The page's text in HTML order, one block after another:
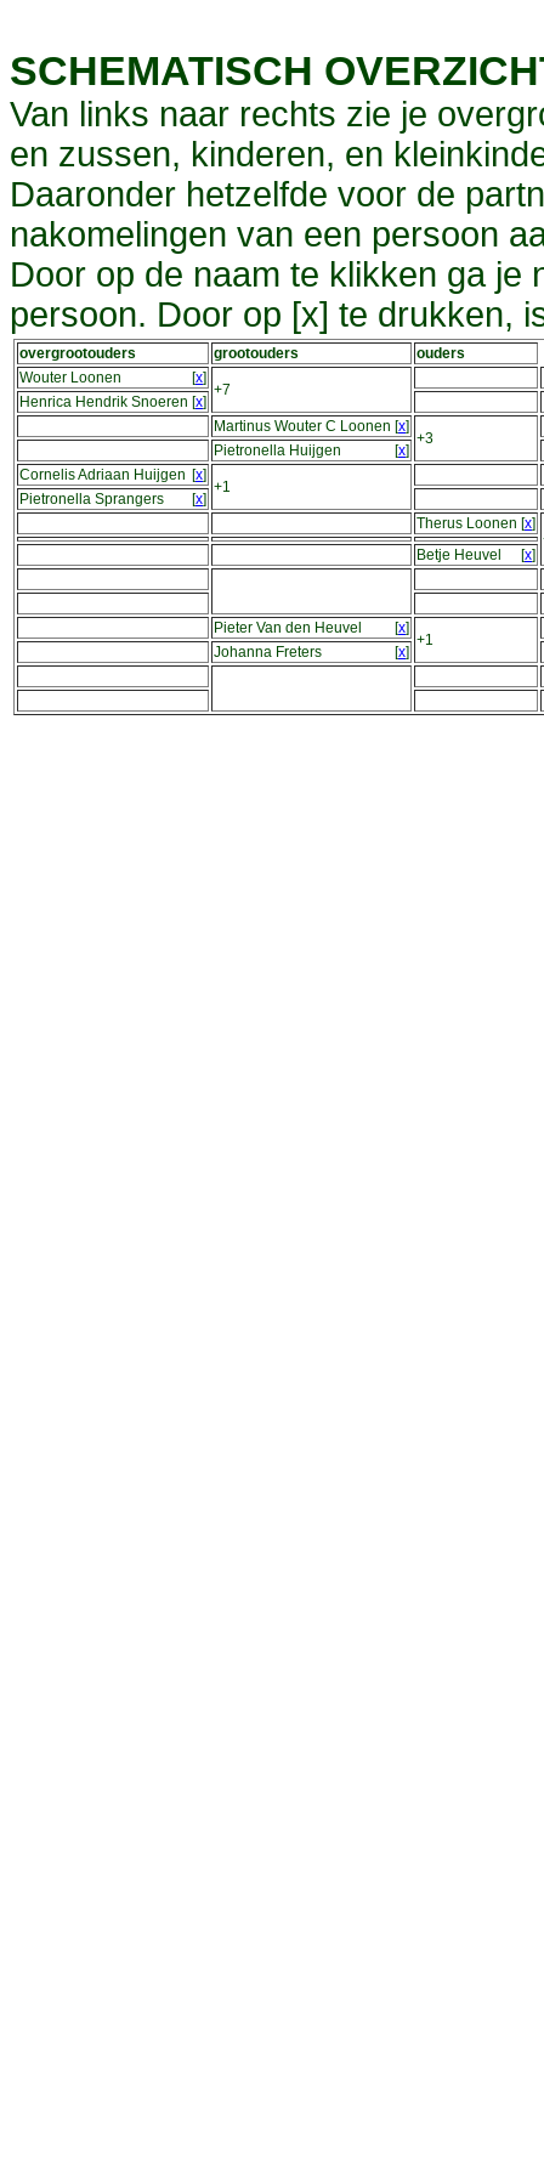
SCHEMATISCH
Van links naar rechts zie je
en zussen, kinderen, en
Daaronder hetzelfde voor de
nakomelingen van een persoon
Door op de naam te klikken ga je
persoon. Door op [x] te drukken,
overgrootouders grootouders
ouders
Wouter Loonen
[x]
+7
Henrica Hendrik Snoeren [x]
Martinus Wouter C Loonen [x]
+3
Pietronella Huijgen [x]
Cornelis Adriaan Huijgen [x]
+1
Pietronella Sprangers [x]
Therus Loonen [x]
Betje Heuvel
[x]
Pieter Van den Heuvel [x]
+1
Johanna Freters [x]